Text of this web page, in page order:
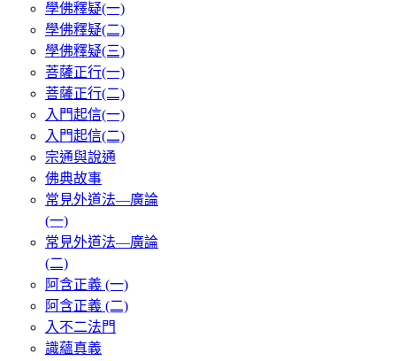
學佛釋疑(一)
學佛釋疑(二)
學佛釋疑(三)
菩薩正行(一)
菩薩正行(二)
入門起信(一)
入門起信(二)
宗通與說通
佛典故事
常見外道法—廣論
(一)
常見外道法—廣論
(二)
阿含正義 (一)
阿含正義 (二)
入不二法門
識蘊真義